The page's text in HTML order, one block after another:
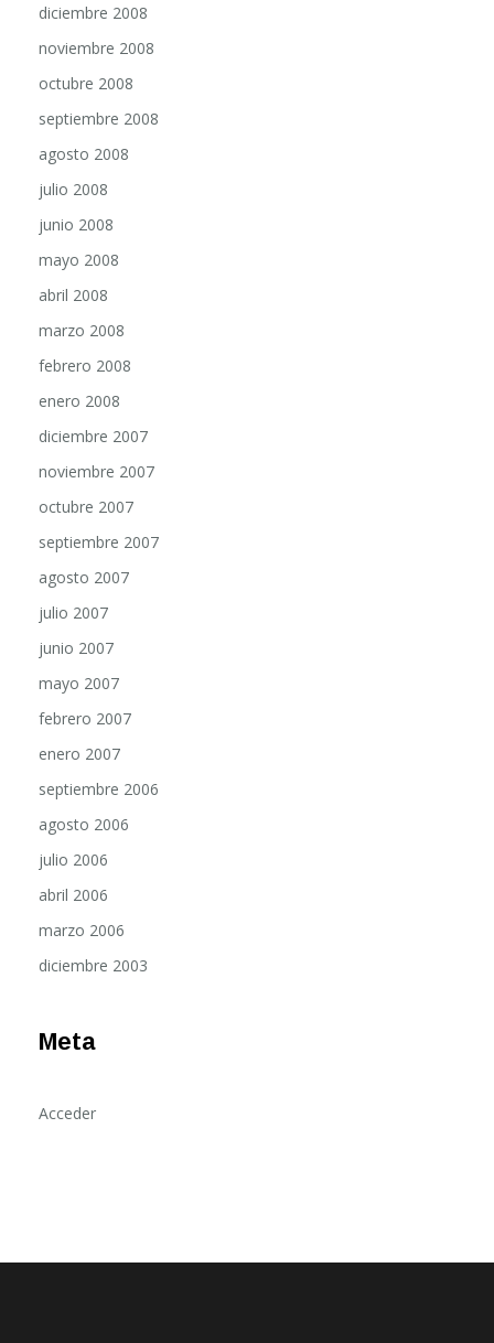
diciembre 2008
noviembre 2008
octubre 2008
septiembre 2008
agosto 2008
julio 2008
junio 2008
mayo 2008
abril 2008
marzo 2008
febrero 2008
enero 2008
diciembre 2007
noviembre 2007
octubre 2007
septiembre 2007
agosto 2007
julio 2007
junio 2007
mayo 2007
febrero 2007
enero 2007
septiembre 2006
agosto 2006
julio 2006
abril 2006
marzo 2006
diciembre 2003
Meta
Acceder